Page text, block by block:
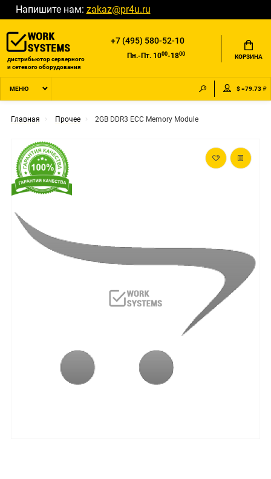
Напишите нам: zakaz@pr4u.ru
дистрибьютор серверного
и сетевого оборудования
+7 (495) 580-52-10
Пн.-Пт. 1000-1800 КОРЗИНА
МЕНЮ $ =79.73 ₽
Главная Прочее 2GB DDR3 ECC Memory Module